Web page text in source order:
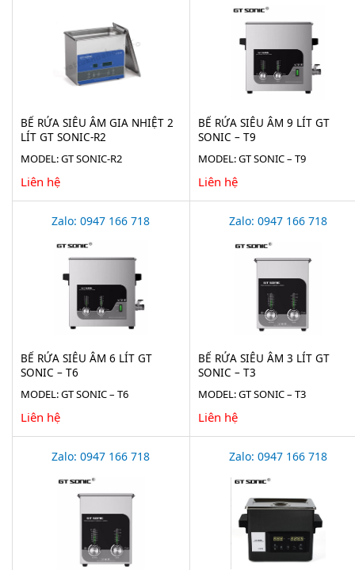
BỂ RỬA SIÊU ÂM GIA NHIỆT 2
LÍT GT SONIC-R2
MODEL: GT SONIC-R2
Liên hệ
BỂ RỬA SIÊU ÂM 9 LÍT GT
SONIC – T9
MODEL: GT SONIC – T9
Liên hệ
Zalo: 0947 166 718
BỂ RỬA SIÊU ÂM 6 LÍT GT
SONIC – T6
MODEL: GT SONIC – T6
Liên hệ
Zalo: 0947 166 718
BỂ RỬA SIÊU ÂM 3 LÍT GT
SONIC – T3
MODEL: GT SONIC – T3
Liên hệ
Zalo: 0947 166 718 Zalo: 0947 166 718